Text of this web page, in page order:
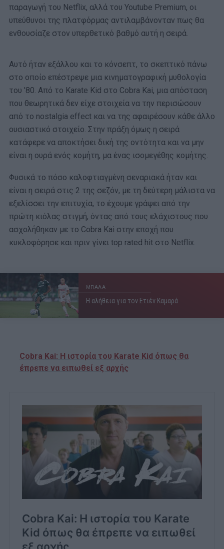
παραγωγή του Netflix, αλλά του Youtube Premium, οι
υπεύθυνοι της πλατφόρμας αντιλαμβάνονταν πως θα
ενθουσίαζε στον υπερθετικό βαθμό αυτή η σειρά.
Αυτό ήταν εξάλλου και το κόνσεπτ, το σκεπτικό πάνω
στο οποίο επέστρεψε μια κινηματογραφική μυθολογία
του ’80. Από το Karate Kid στο Cobra Kai, μια απόσταση
που θεωρητικά δεν είχε στοιχεία να την περισώσουν
από το nostalgia effect και να της αφαιρέσουν κάθε άλλο
ουσιαστικό στοιχείο. Στην πράξη όμως η σειρά
κατάφερε να αποκτήσει δική της οντότητα και να μην
είναι η ουρά ενός κομήτη, μα ένας ισομεγέθης κομήτης.
Φυσικά το πόσο καλοφτιαγμένη σεναριακά ήταν και
είναι η σειρά στις 2 της σεζόν, με τη δεύτερη μάλιστα να
εξελίσσει την επιτυχία, το έχουμε γράψει από την
πρώτη κιόλας στιγμή, όντας από τους ελάχιστους που
ασχολήθηκαν με το Cobra Kai στην εποχή που
κυκλοφόρησε και πριν γίνει top rated hit στο Netflix.
ΜΠΑΛΑ
Η αλήθεια για τον Ετιέν Καμαρά
Cobra Kai: Η ιστορία του Karate Kid όπως θα
έπρεπε να ειπωθεί εξ αρχής